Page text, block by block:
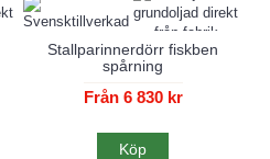
Stallparinnerdörr fiskben
spårning
Från 6 830 kr
Köp